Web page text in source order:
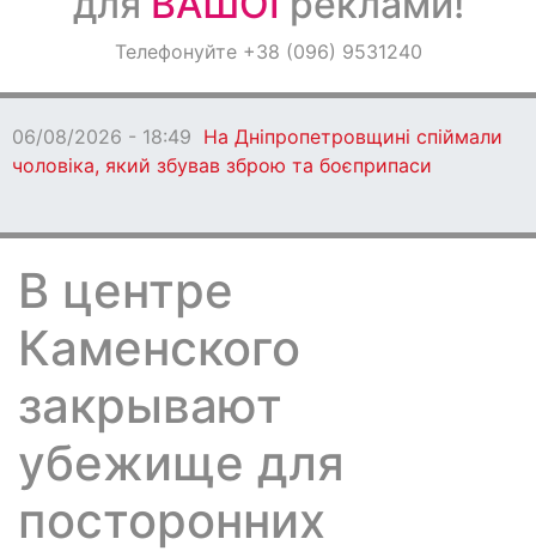
ОголошенняТелефонуйте +38 (096) 9531240
06/08/2026 - 18:49 На Дніпропетровщині спіймали
чоловіка, який збував зброю та боєприпаси
В центре
Каменского
закрывают
убежище для
посторонних